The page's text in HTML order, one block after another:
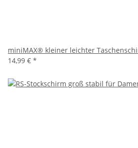
miniMAX® kleiner leichter
14,99 € *